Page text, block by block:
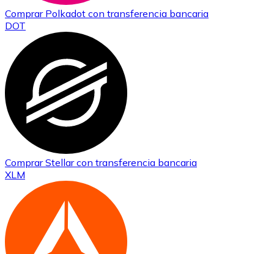
Comprar Polkadot con transferencia bancaria
DOT
ComprarStellarcon transferencia bancaria
XLM